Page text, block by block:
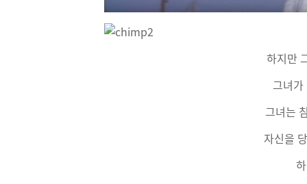
하지만
그녀가
그녀는
자신을